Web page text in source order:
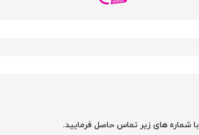
شماره های زیر تماس حاصل فرمایید.